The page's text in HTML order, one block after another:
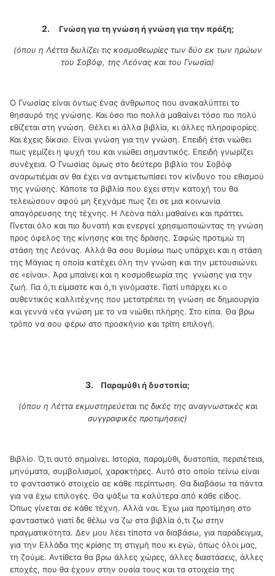
2. Γνώση για τη γνώση ή γνώση για την πράξη;
(όπου η Λέττα διυλίζει τις κοσμοθεωρίες των δύο εκ των ηρώων
του Σοβόφ, της Λεόνας και του Γνωσία)
Ο Γνωσίας είναι όντως ένας άνθρωπος που ανακαλύπτει το
θησαυρό της γνώσης. Και όσο πιο πολλά μαθαίνει τόσο πιο πολύ
εθίζεται στη γνώση. Θέλει κι άλλα βιβλία, κι άλλες πληροφορίες.
Και έχεις δίκαιο. Είναι γνώση για την γνώση. Επειδή έτσι νιώθει
πως γεμίζει η ψυχή του και νιώθει σημαντικός. Επειδή γνωρίζει
συνέχεια. Ο Γνωσίας όμως στο δεύτερο βιβλίο του Σοβόφ
αναρωτιέμαι αν θα έχει να αντιμετωπίσει τον κίνδυνο του εθισμού
της γνώσης. Κάποτε τα βιβλία που έχει στην κατοχή του θα
τελειώσουν αφού μη ξεχνάμε πως ζει σε μια κοινωνία
απαγόρευσης της τέχνης. Η Λεόνα πάλι μαθαίνει και πράττει.
Γίνεται όλο και πιο δυνατή και ενεργεί χρησιμοποιώντας τη γνώση
προς όφελος της κίνησης και της δράσης. Σαφώς προτιμώ τη
στάση της Λεόνας. Αλλά θα σου θυμίσω πως υπάρχει και η στάση
της Μάγιας η οποία κατέχει όλη την γνώση και την μετουσιώνει
σε «είναι». Άρα μπαίνει και η κοσμοθεωρία της γνώσης για την
ζωή. Για ό,τι είμαστε και ό,τι γινόμαστε. Γιατί υπάρχει κι ο
αυθεντικός καλλιτέχνης που μετατρέπει τη γνώση σε δημιουργία
και γεννά νέα γνώση με το να νιώθει πλήρης. Στο είπα. Θα βρω
τρόπο να σου φέρω στο προσκήνιο και τρίτη επιλογή.
3. Παραμύθι ή δυστοπία;
(όπου η Λέττα εκμυστηρεύεται τις δικές της αναγνωστικές και
συγγραφικές προτιμήσεις)
Βιβλίο. Ό,τι αυτό σημαίνει. Ιστορία, παραμύθι, δυστοπία, περιπέτεια,
μηνύματα, συμβολισμοί, χαρακτήρες. Αυτό στο οποίο τείνω είναι
το φανταστικό στοιχείο σε κάθε περίπτωση. Θα διαβάσω τα πάντα
για να έχω επιλογές. Θα ψάξω τα καλύτερα από κάθε είδος.
Όπως γίνεται σε κάθε τέχνη. Αλλά ναι. Έχω μια προτίμηση στο
φανταστικό γιατί δε θέλω να ζω στα βιβλία ό,τι ζω στην
πραγματικότητα. Δεν μου λέει τίποτα να διαβάσω, για παράδειγμα,
για την Ελλάδα της κρίσης τη στιγμή που κι εγώ, όπως όλοι μας,
τη ζούμε. Αντίθετα θα βρω άλλες χώρες, άλλες διαστάσεις, άλλες
εποχές, που θα έχουν στην ουσία τους και τα στοιχεία της